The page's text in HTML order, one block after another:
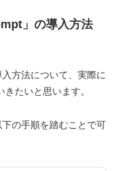
」の導入方法
方法について、実際に
たいと思います。
下の手順を踏むことで可